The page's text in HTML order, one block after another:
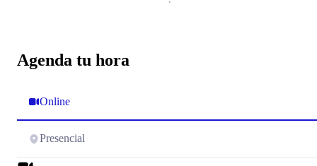
Agenda tu hora
Online
Presencial